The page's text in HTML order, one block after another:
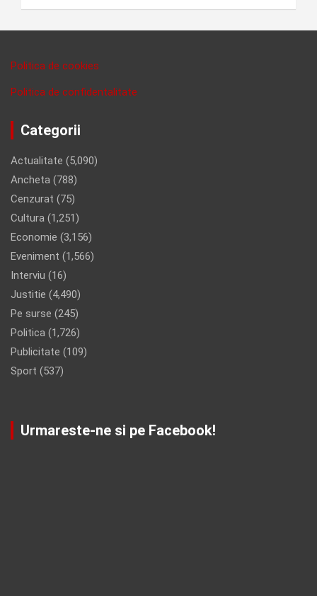
Politica de cookies
Politica de confidentalitate
Categorii
Actualitate (5,090)
Ancheta (788)
Cenzurat (75)
Cultura (1,251)
Economie (3,156)
Eveniment (1,566)
Interviu (16)
Justitie (4,490)
Pe surse (245)
Politica (1,726)
Publicitate (109)
Sport (537)
Urmareste-ne si pe Facebook!